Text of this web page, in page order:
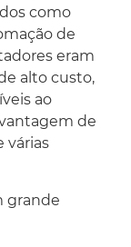
como
de
eram
alto custo,
ao
de
várias
grande